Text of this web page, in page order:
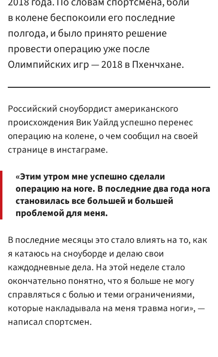
в колене беспокоили его последние
полгода, и было принято решение
провести операцию уже после
Олимпийских игр — 2018 в Пхенчхане.
Российский сноубордист американского
происхождения Вик Уайлд успешно перенес
операцию на колене, о чем сообщил на своей
странице в инстаграме.
«Этим утром мне успешно сделали
операцию на ноге. В последние два года нога
становилась все большей и большей
проблемой для меня.
В последние месяцы это стало влиять на то, как
я катаюсь на сноуборде и делаю свои
каждодневные дела. На этой неделе стало
окончательно понятно, что я больше не могу
справляться с болью и теми ограничениями,
которые накладывала на меня травма ноги», —
написал спортсмен.